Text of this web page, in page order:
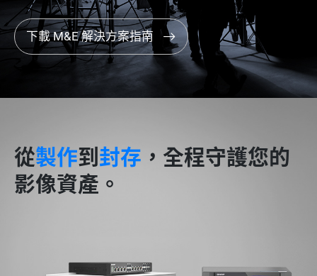
下載 M&E 解決方案指南
從製作到封存 ，全程守護您的
影像資產。